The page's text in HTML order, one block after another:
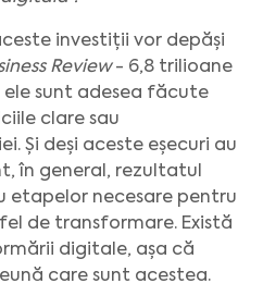
investiții vor depăși
Review- 6,8 trilioane
ele sunt adesea făcute
clare sau
Și deși aceste eșecuri au
în general, rezultatul
etapelor necesare pentru
de transformare. Există
digitale, așa că
care sunt acestea.